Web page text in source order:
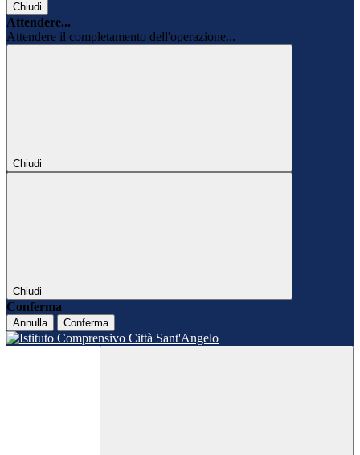
Chiudi
Attendere...
Attendere il completamento dell'operazione...
Chiudi
Chiudi
Conferma
Annulla Conferma